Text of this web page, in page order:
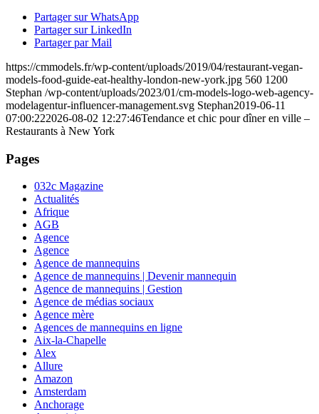
Partager sur WhatsApp
Partager sur LinkedIn
Partager par Mail
https://cmmodels.fr/wp-content/uploads/2019/04/restaurant-vegan-
models-food-guide-eat-healthy-london-new-york.jpg 560 1200
Stephan /wp-content/uploads/2023/01/cm-models-logo-web-agency-
modelagentur-influencer-management.svg Stephan2019-06-11
07:00:222026-08-02 12:27:46Tendance et chic pour dîner en ville –
Restaurants à New York
Pages
032c Magazine
Actualités
Afrique
AGB
Agence
Agence
Agence de mannequins
Agence de mannequins | Devenir mannequin
Agence de mannequins | Gestion
Agence de médias sociaux
Agence mère
Agences de mannequins en ligne
Aix-la-Chapelle
Alex
Allure
Amazon
Amsterdam
Anchorage